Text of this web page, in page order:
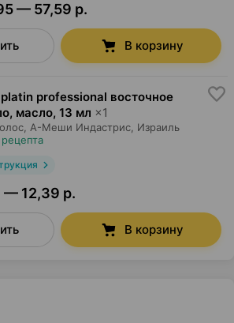
— 57,59 р.
В корзину
professional восточное
масло, 13 мл ×1
А-Меши Индастрис , Израиль
— 12,39 р.
В корзину